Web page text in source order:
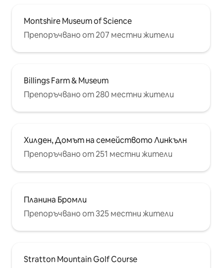
Montshire Museum of Science
Препоръчвано от 207 местни жители
Billings Farm & Museum
Препоръчвано от 280 местни жители
Хилден, Домът на семейството Линкълн
Препоръчвано от 251 местни жители
Планина Бромли
Препоръчвано от 325 местни жители
Stratton Mountain Golf Course